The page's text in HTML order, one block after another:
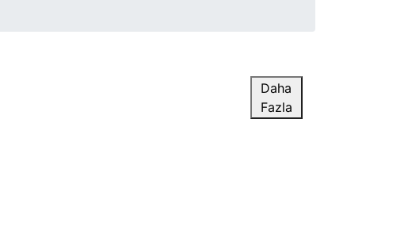
Daha
Fazla